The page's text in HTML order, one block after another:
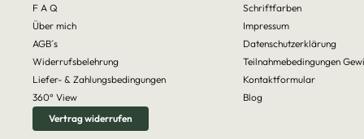
F A Q
Schriftfarben
Über mich
Impressum
AGB´s
Datenschutzerklärung
Widerrufsbelehrung
Teilnahmebedingungen
Liefer- & Zahlungsbedingungen
Kontaktformular
360° View
Blog
Vertrag widerrufen